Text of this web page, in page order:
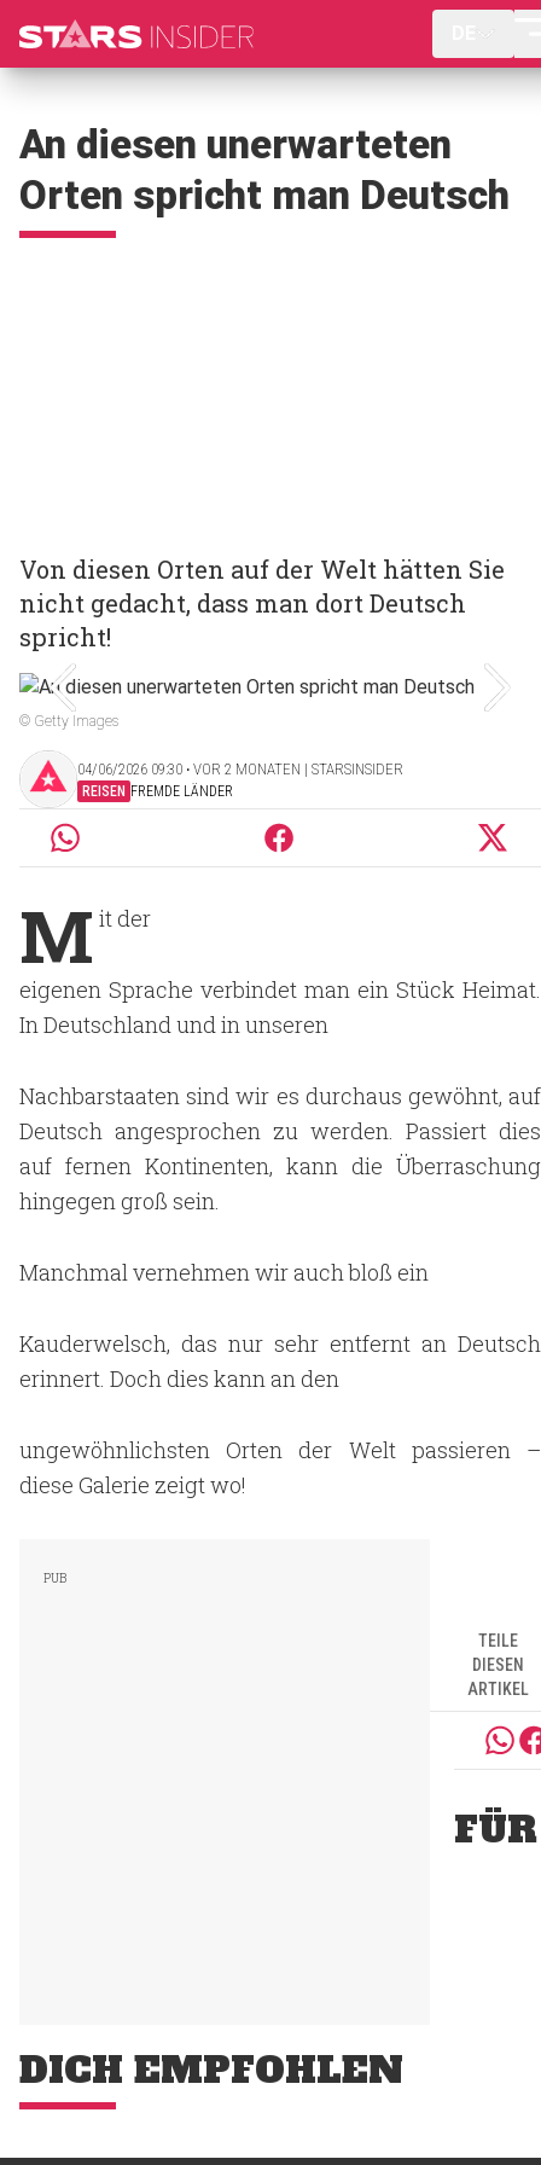
An diesen unerwarteten
Orten spricht man Deutsch
Von diesen Orten auf der Welt hätten Sie
nicht gedacht, dass man dort Deutsch
spricht!
© Getty Images
04/06/2026 09:30 ‧ VOR 2 MONATEN | STARSINSIDER
REISEN FREMDE LÄNDER
M it der
eigenen Sprache verbindet man ein Stück Heimat.
InDeutschland und in unseren
Nachbarstaaten sind wir es durchaus gewöhnt, auf
Deutsch angesprochen zu werden. Passiert dies
auf fernen Kontinenten, kann die Überraschung
hingegen groß sein.
Manchmal vernehmen wir auch bloß ein
Kauderwelsch, das nur sehr entfernt an Deutsch
erinnert. Doch dies kann an den
ungewöhnlichsten Orten der Welt passieren –
diese Galerie zeigt wo!
TEILE
DIESEN
ARTIKEL
FÜR
DICH EMPFOHLEN